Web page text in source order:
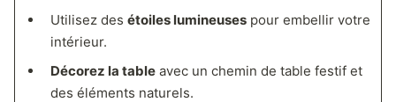
Utilisez des étoiles lumineusespour embellir votre
intérieur.
Décorez la tableavec un chemin de table festif et
des éléments naturels.